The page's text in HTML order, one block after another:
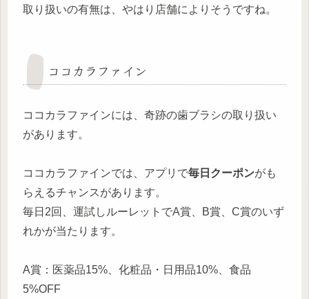
取り扱いの有無は、やはり店舗によりそうですね。
ココカラファイン
ココカラファインには、奇跡の歯ブラシの取り扱い
があります。
ココカラファインでは、アプリで毎日クーポンがも
らえるチャンスがあります。
毎日2回、運試しルーレットでA賞、B賞、C賞のいず
れかが当たります。
A賞：医薬品15%、化粧品・日用品10%、食品
5%OFF